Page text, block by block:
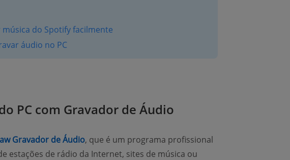
do Spotify facilmente
áudio no PC
PC com Gravador de Áudio
Gravador de Áudio, que é um programa profissional
estações de rádio da Internet, sites de música ou